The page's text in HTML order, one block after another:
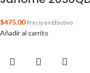
$475.00 Precio en Efectivo
Añadir al carrito